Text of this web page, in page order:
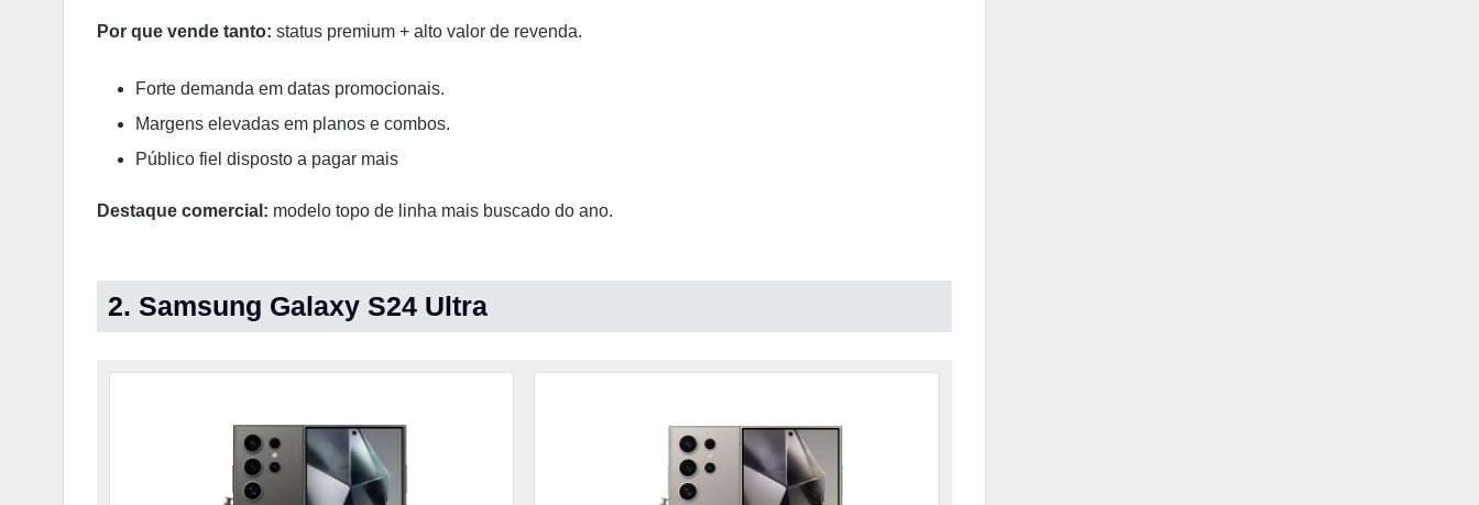
Por que vende tanto: status premium + alto valor de revenda.
Forte demanda em datas promocionais.
Margens elevadas em planos e combos.
Público fiel disposto a pagar mais
Destaque comercial: modelo topo de linha mais buscado do ano.
2. Samsung Galaxy S24 Ultra